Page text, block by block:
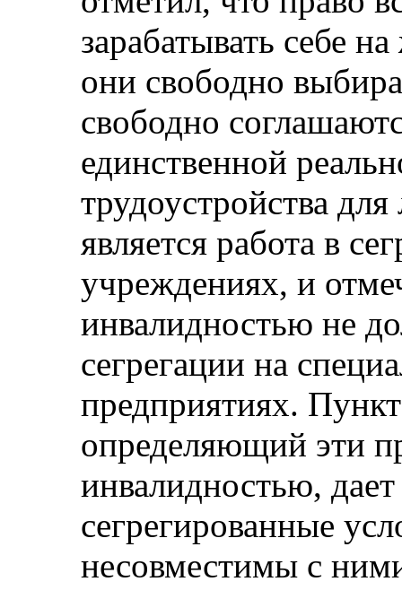
зарабатывать себе
они свободно
свободно
единственной
трудоустройства
является работа в
учреждениях, и
инвалидностью не
сегрегации на
предприятиях.
определяющий эти
инвалидностью,
сегрегированные
несовместимы с